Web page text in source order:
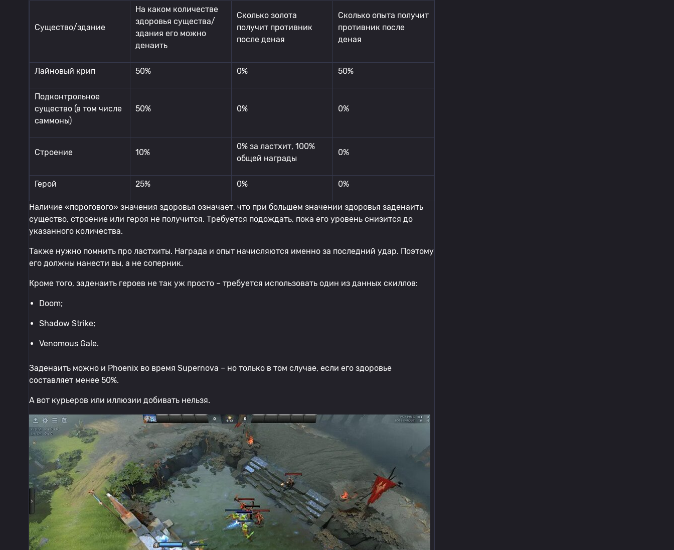
Существо/здание
На каком количестве
здоровья существа/
здания его можно
денаить
Сколько золота
получит противник
после деная
Сколько опыта получит
противник после
деная
Лайновый крип 50% 0% 50%
Подконтрольное
существо (в том числе
саммоны)
50% 0% 0%
Строение 10%
0% за ластхит, 100%
общей награды
0%
Герой 25% 0% 0%
Наличие «порогового» значения здоровья означает, что при большем значении здоровья заденаить
существо, строение или героя не получится. Требуется подождать, пока его уровень снизится до
указанного количества.
Также нужно помнить про ластхиты. Награда и опыт начисляются именно за последний удар. Поэтому
его должны нанести вы, а не соперник.
Кроме того, заденаить героев не так уж просто – требуется использовать один из данных скиллов:
Doom;
Shadow Strike;
Venomous Gale.
Заденаить можно и Phoenix во время Supernova – но только в том случае, если его здоровье
составляет менее 50%.
А вот курьеров или иллюзии добивать нельзя.